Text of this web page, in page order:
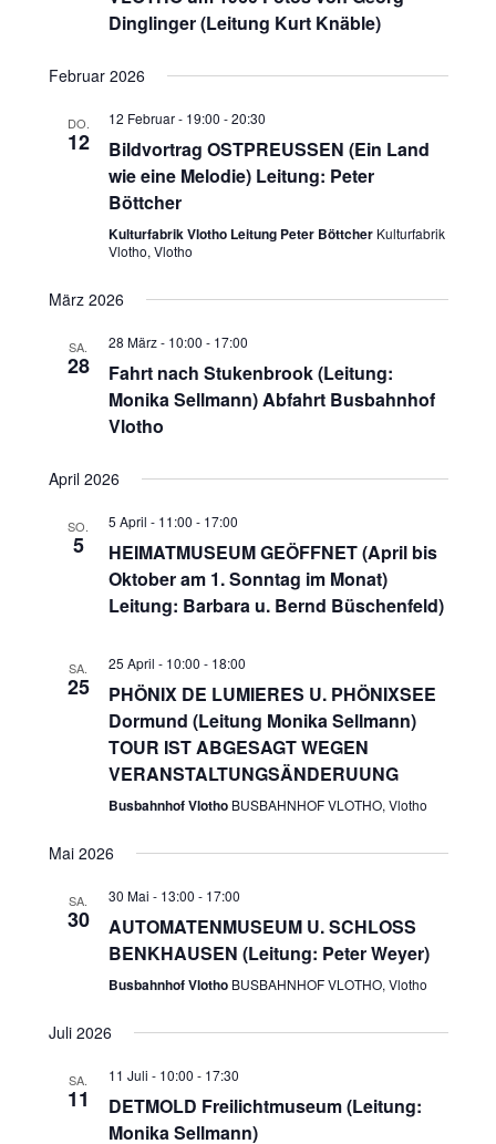
Dinglinger (Leitung Kurt Knäble)
Februar 2026
DO.
12
12 Februar - 19:00 -20:30
Bildvortrag OSTPREUSSEN (Ein Land
wie eine Melodie) Leitung: Peter
Böttcher
Kulturfabrik Vlotho Leitung Peter Böttcher Kulturfabrik
Vlotho, Vlotho
März 2026
SA.
28
28 März - 10:00 - 17:00
Fahrt nach Stukenbrook (Leitung:
Monika Sellmann) Abfahrt Busbahnhof
Vlotho
April 2026
SO.
5
5 April - 11:00 - 17:00
HEIMATMUSEUM GEÖFFNET (April bis
Oktober am 1. Sonntag im Monat)
Leitung: Barbara u. Bernd Büschenfeld)
SA.
25
25 April - 10:00 - 18:00
PHÖNIX DE LUMIERES U. PHÖNIXSEE
Dormund (Leitung Monika Sellmann)
TOUR IST ABGESAGT WEGEN
VERANSTALTUNGSÄNDERUUNG
Busbahnhof Vlotho BUSBAHNHOF VLOTHO, Vlotho
Mai 2026
SA.
30
30 Mai - 13:00 - 17:00
AUTOMATENMUSEUM U. SCHLOSS
BENKHAUSEN (Leitung: Peter Weyer)
Busbahnhof Vlotho BUSBAHNHOF VLOTHO, Vlotho
Juli 2026
SA.
11
11 Juli - 10:00 - 17:30
DETMOLD Freilichtmuseum (Leitung:
Monika Sellmann)